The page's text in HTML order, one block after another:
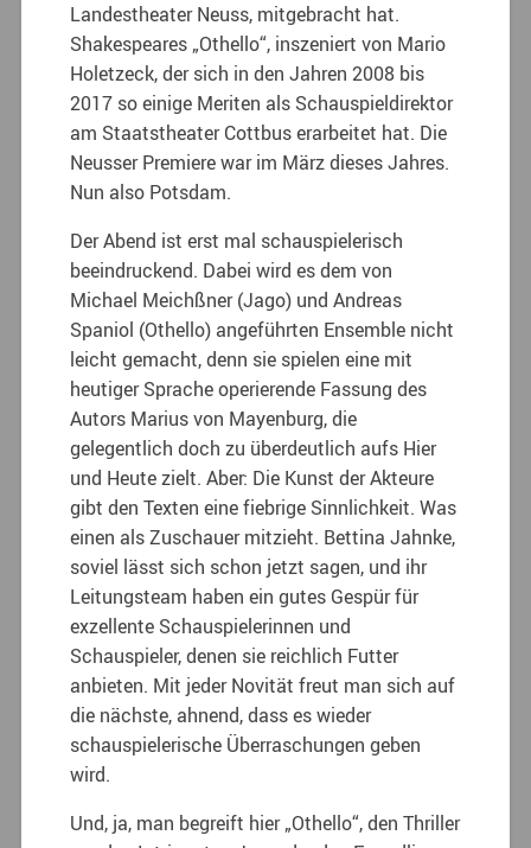
Landestheater Neuss, mitgebracht hat.
Shakespeares „Othello“, inszeniert von Mario
Holetzeck, der sich in den Jahren 2008 bis
2017 so einige Meriten als Schauspieldirektor
am Staatstheater Cottbus erarbeitet hat. Die
Neusser Premiere war im März dieses Jahres.
Nun also Potsdam.
Der Abend ist erst mal schauspielerisch
beeindruckend. Dabei wird es dem von
Michael Meichßner (Jago) und Andreas
Spaniol (Othello) angeführten Ensemble nicht
leicht gemacht, denn sie spielen eine mit
heutiger Sprache operierende Fassung des
Autors Marius von Mayenburg, die
gelegentlich doch zu überdeutlich aufs Hier
und Heute zielt. Aber: Die Kunst der Akteure
gibt den Texten eine fiebrige Sinnlichkeit. Was
einen als Zuschauer mitzieht. Bettina Jahnke,
soviel lässt sich schon jetzt sagen, und ihr
Leitungsteam haben ein gutes Gespür für
exzellente Schauspielerinnen und
Schauspieler, denen sie reichlich Futter
anbieten. Mit jeder Novität freut man sich auf
die nächste, ahnend, dass es wieder
schauspielerische Überraschungen geben
wird.
Und, ja, man begreift hier „Othello“, den Thriller